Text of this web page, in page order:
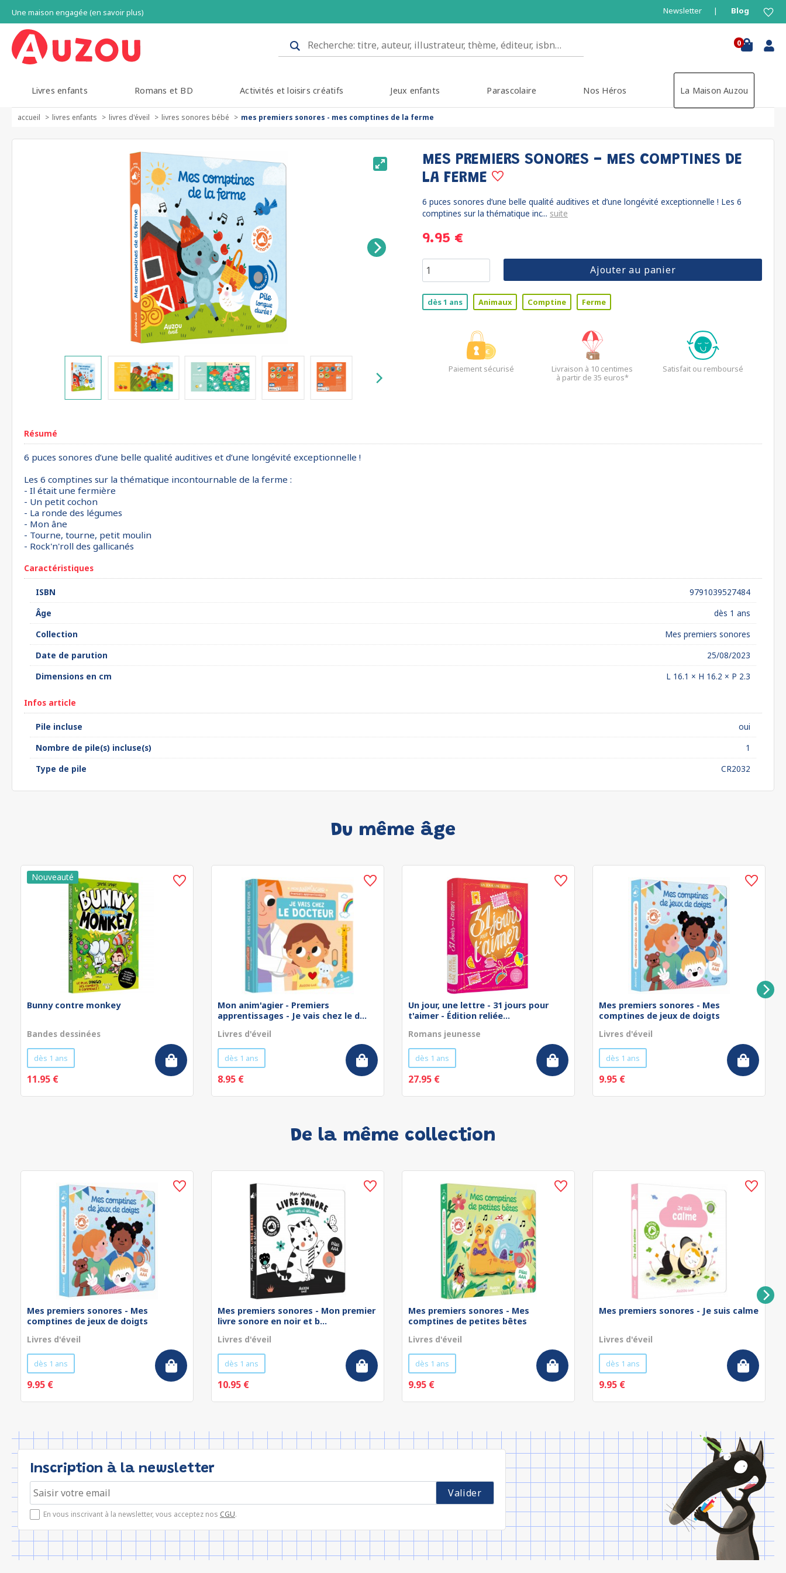
Une maison engagée (en savoir plus) Newsletter Blog
0
Livres enfants Romans et BD Activités et loisirs créatifs Jeux enfants Parascolaire Nos Héros La Maison Auzou
accueil livres enfants livres d'éveil livres sonores bébé mes premiers sonores - mes comptines de la ferme
MES PREMIERS SONORES - MES COMPTINES DE
LA FERME
6 puces sonores d’une belle qualité auditives et d’une longévité exceptionnelle ! Les 6
comptines sur la thématique inc... suite
9.95 €
Ajouter au panier
dès 1 ans Animaux Comptine Ferme
Paiement sécurisé
Livraison à 10 centimes
à partir de 35 euros*
Satisfait ou remboursé
Résumé
6 puces sonores d’une belle qualité auditives et d’une longévité exceptionnelle !
Les 6 comptines sur la thématique incontournable de la ferme :
- Il était une fermière
- Un petit cochon
- La ronde des légumes
- Mon âne
- Tourne, tourne, petit moulin
- Rock'n'roll des gallicanés
Caractéristiques
ISBN
9791039527484
Âge
dès 1 ans
Collection
Mes premiers sonores
Date de parution
25/08/2023
Dimensions en cm
L 16.1 × H 16.2 × P 2.3
Infos article
Pile incluse
oui
Nombre de pile(s) incluse(s)
1
Type de pile
CR2032
Du même âge
Bunny contre monkey
Bandes dessinées
dès 1 ans
11.95 €
Mon anim'agier - Premiers
apprentissages - Je vais chez le d...
Livres d'éveil
dès 1 ans
8.95 €
Un jour, une lettre - 31 jours pour
t'aimer - Édition reliée...
Romans jeunesse
dès 1 ans
27.95 €
Mes premiers sonores - Mes
comptines de jeux de doigts
Livres d'éveil
dès 1 ans
9.95 €
De la même collection
Mes premiers sonores - Mes
comptines de jeux de doigts
Livres d'éveil
dès 1 ans
9.95 €
Mes premiers sonores - Mon premier
livre sonore en noir et b...
Livres d'éveil
dès 1 ans
10.95 €
Mes premiers sonores - Mes
comptines de petites bêtes
Livres d'éveil
dès 1 ans
9.95 €
Mes premiers sonores - Je suis calme
Livres d'éveil
dès 1 ans
9.95 €
Inscription à la newsletter
En vous inscrivant à la newsletter, vous acceptez nos CGU.